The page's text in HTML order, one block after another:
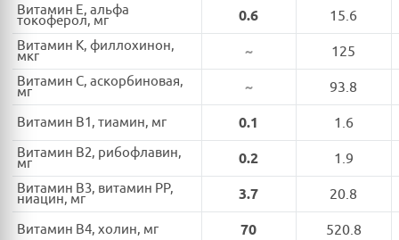
Витамин E, альфа
токоферол, мг 0.6 15.6
Витамин K, филлохинон,
мкг ~ 125
Витамин C, аскорбиновая,
мг ~ 93.8
Витамин B1, тиамин, мг 0.1 1.6
Витамин B2, рибофлавин,
мг 0.2 1.9
Витамин B3, витамин PP,
ниацин, мг 3.7 20.8
Витамин B4, холин, мг 70 520.8